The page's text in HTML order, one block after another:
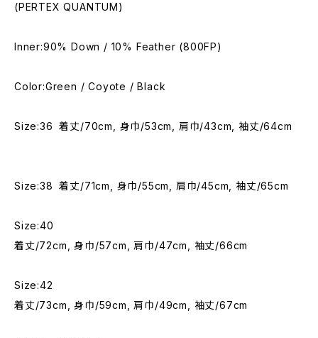
(PERTEX QUANTUM)
Inner:90% Down / 10% Feather (800FP)
Color:Green / Coyote / Black
Size:36 着丈/70cm, 身巾/53cm, 肩巾/43cm, 袖丈/64cm
Size:38 着丈/71cm, 身巾/55cm, 肩巾/45cm, 袖丈/65cm
Size:40
着丈/72cm, 身巾/57cm, 肩巾/47cm, 袖丈/66cm
Size:42
着丈/73cm, 身巾/59cm, 肩巾/49cm, 袖丈/67cm